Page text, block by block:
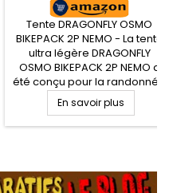
Tente DRAGONFLY OSMO
BIKEPACK 2P NEMO - La tente
ultra légère DRAGONFLY
OSMO BIKEPACK 2P NEMO a
été conçu pour la randonnée
en vélo VTT et le Bikepacking.
Tente deux places 3 saisons,
dispose d'arceaux plus
imperméable munie de
sangles pour une fixation sur
En savoir plus